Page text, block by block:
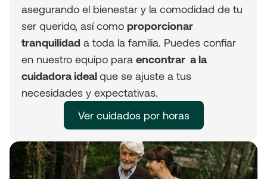
asegurando el bienestar y la comodidad de tu
ser querido, así como proporcionar
tranquilidad a toda la familia. Puedes confiar
en nuestro equipo para encontrar a la
cuidadora idealque se ajuste a tus
necesidades y expectativas.
Ver cuidados por horas